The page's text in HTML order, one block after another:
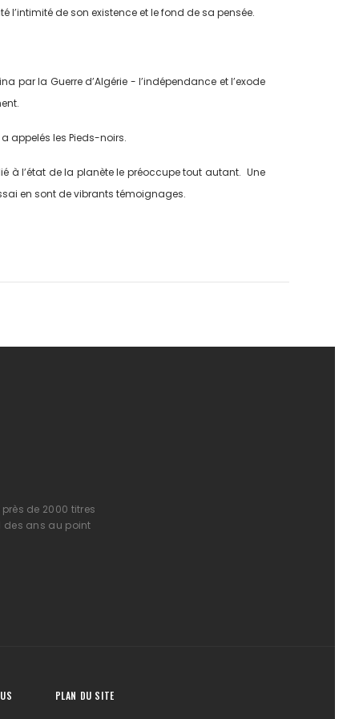
l’intimité de son existence et le fond de sa pensée.
par la Guerre d’Algérie - l’indépendance et l’exode
a appelés les Pieds-noirs.
à l’état de la planète le préoccupe tout autant. Une
en sont de vibrants témoignages.
de 2000 titres
des ans au point
PLAN DU SITE